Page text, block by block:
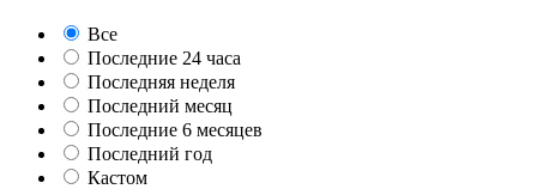
Все
Последние 24 часа
Последняя неделя
Последний месяц
Последние 6 месяцев
Последний год
Кастом